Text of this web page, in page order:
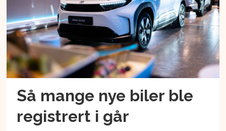
Så mange nye biler ble
registrert i går